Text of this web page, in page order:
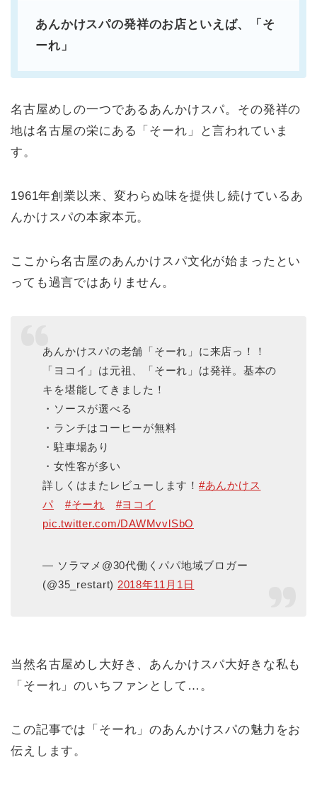
あんかけスパの発祥のお店といえば、「そ
ーれ」
名古屋めしの一つであるあんかけスパ。その発祥の
地は名古屋の栄にある「そーれ」と言われていま
す。
1961年創業以来、変わらぬ味を提供し続けているあ
んかけスパの本家本元。
ここから名古屋のあんかけスパ文化が始まったとい
っても過言ではありません。
あんかけスパの老舗「そーれ」に来店っ！！
「ヨコイ」は元祖、「そーれ」は発祥。基本の
キを堪能してきました！
・ソースが選べる
・ランチはコーヒーが無料
・駐車場あり
・女性客が多い
詳しくはまたレビューします！ #あんかけス
パ
#そーれ
#ヨコイ
pic.twitter.com/DAWMvvlSbO
— ソラマメ@30代働くパパ地域ブロガー
(@35_restart) 2018年11月1日
当然名古屋めし大好き、あんかけスパ大好きな私も
「そーれ」のいちファンとして…。
この記事では「そーれ」のあんかけスパの魅力をお
伝えします。